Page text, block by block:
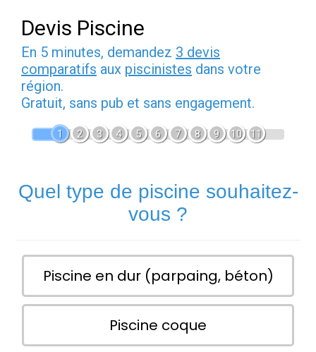
Devis Piscine
En 5 minutes, demandez 3 devis
comparatifs aux piscinistes dans votre
région.
Gratuit, sans pub et sans engagement.
1 2 3 4 5 6 7 8 9 10 11
Quel type de piscine souhaitez-
vous ?
Piscine en dur (parpaing, béton)
Piscine coque